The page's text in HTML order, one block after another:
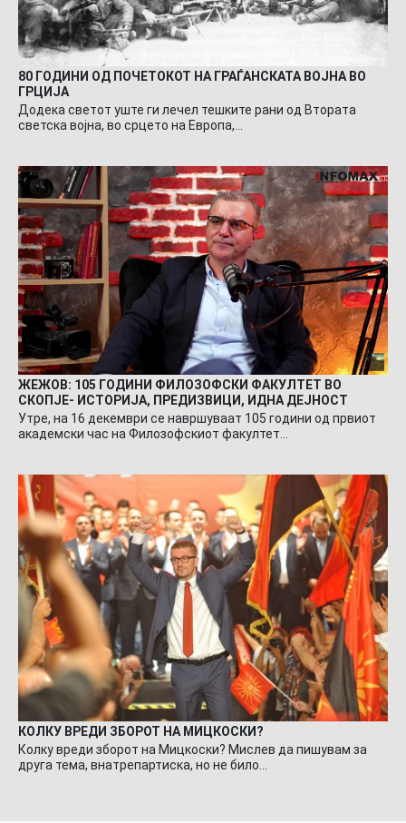
80 ГОДИНИ ОД ПОЧЕТОКОТ НА ГРАЃАНСКАТА ВОЈНА ВО
ГРЦИЈА
Додека светот уште ги лечел тешките рани од Втората
светска војна, во срцето на Европа,…
ЖЕЖОВ: 105 ГОДИНИ ФИЛОЗОФСКИ ФАКУЛТЕТ ВО
СКОПЈЕ- ИСТОРИЈА, ПРЕДИЗВИЦИ, ИДНА ДЕЈНОСТ
Утре, на 16 декември се навршуваат 105 години од првиот
академски час на Филозофскиот факултет…
КОЛКУ ВРЕДИ ЗБОРОТ НА МИЦКОСКИ?
Колку вреди зборот на Мицкоски? Мислев да пишувам за
друга тема, внатрепартиска, но не било…